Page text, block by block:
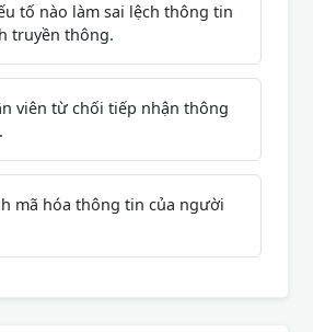
tố nào làm sai lệch thông tin
truyền thông.
viên từ chối tiếp nhận thông
mã hóa thông tin của người